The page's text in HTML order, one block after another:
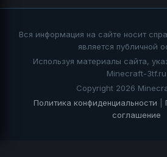
Вся информация на сайте носит
является публичной
Используя материалы сайта,
Minecraft-3tf.ru
Copyright 2026
Политика конфиденциальности
соглашение